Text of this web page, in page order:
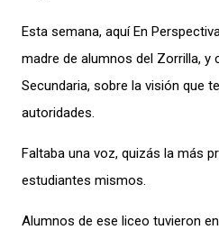
Esta semana, aquí En
madre de alumnos del Zorrilla, y
Secundaria, sobre la visión que
autoridades.
Faltaba una voz, quizás la más
estudiantes mismos.
Alumnos de ese liceo tuvieron